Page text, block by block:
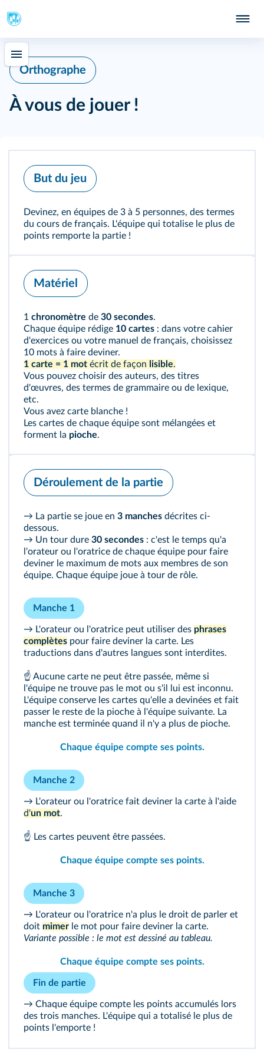
Orthographe
À vous de jouer !
But du jeu
Devinez, en équipes de 3 à 5 personnes, des termes
du cours de français. L'équipe qui totalise le plus de
points remporte la partie !
Matériel
1 chronomètre de 30 secondes.
Chaque équipe rédige 10 cartes : dans votre cahier
d'exercices ou votre manuel de français, choisissez
10 mots à faire deviner.
1 carte = 1 mot écrit de façon lisible.
Vous pouvez choisir des auteurs, des titres
d'œuvres, des termes de grammaire ou de lexique,
etc.
Vous avez carte blanche !
Les cartes de chaque équipe sont mélangées et
forment la pioche.
Déroulement de la partie
→ La partie se joue en 3 manches décrites ci-
dessous.
→ Un tour dure 30 secondes : c'est le temps qu'a
l'orateur ou l'oratrice de chaque équipe pour faire
deviner le maximum de mots aux membres de son
équipe. Chaque équipe joue à tour de rôle.
Manche 1
→ L'orateur ou l'oratrice peut utiliser des phrases
complètes pour faire deviner la carte. Les
traductions dans d'autres langues sont interdites.
☝ Aucune carte ne peut être passée, même si
l'équipe ne trouve pas le mot ou s'il lui est inconnu.
L'équipe conserve les cartes qu'elle a devinées et fait
passer le reste de la pioche à l'équipe suivante. La
manche est terminée quand il n'y a plus de pioche.
Chaque équipe compte ses points.
Manche 2
→ L'orateur ou l'oratrice fait deviner la carte à l'aide
d'un mot.
☝ Les cartes peuvent être passées.
Chaque équipe compte ses points.
Manche 3
→ L'orateur ou l'oratrice n'a plus le droit de parler et
doit mimer le mot pour faire deviner la carte.
Variante possible : le mot est dessiné au tableau.
Chaque équipe compte ses points.
Fin de partie
→ Chaque équipe compte les points accumulés lors
des trois manches. L'équipe qui a totalisé le plus de
points l'emporte !